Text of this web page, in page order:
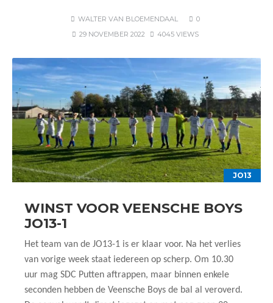
WALTER VAN BLOEMENDAAL
0
29 NOVEMBER 2022
4045 VIEWS
JO13
WINST VOOR VEENSCHE BOYS
JO13-1
Het team van de JO13-1 is er klaar voor. Na het verlies
van vorige week staat iedereen op scherp. Om 10.30
uur mag SDC Putten aftrappen, maar binnen enkele
seconden hebben de Veensche Boys de bal al veroverd.